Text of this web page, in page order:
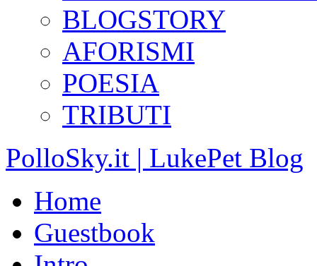
BLOGSTORY
AFORISMI
POESIA
TRIBUTI
PolloSky.it | LukePet Blog
Home
Guestbook